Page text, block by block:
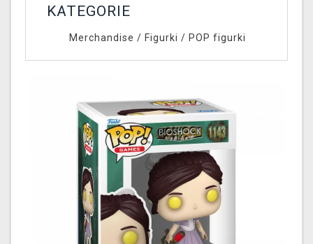
KATEGORIE
Merchandise / Figurki / POP figurki